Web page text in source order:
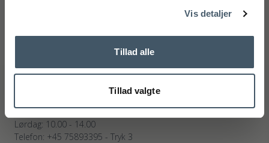
Vis detaljer
Tillad alle
Tillad valgte
Butikken i Løsning
Mandag - Fredag: 10.00 - 17.30
Telefon: +45 75893395 - Tryk 2
Mandag - Fredag: 10.00 - 17.30
Lørdag: 10.00 - 14.00
Telefon: +45 75893395 - Tryk 3